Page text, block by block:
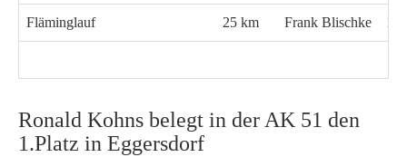
Fläminglauf 25 km Frank Blischke
Ronald Kohns belegt in der AK 51 den
1.Platz in Eggersdorf